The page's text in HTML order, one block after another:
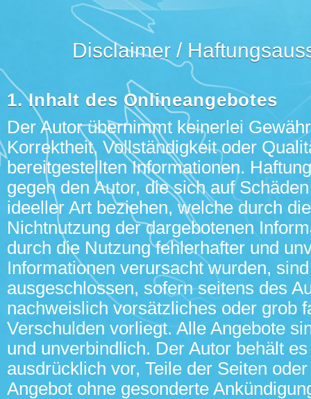
Disclaimer /
1. Inhalt des Onlineangebotes
Der Autor übernimmt keinerlei
Korrektheit, Vollständigkeit oder
bereitgestellten Informationen.
gegen den Autor, die sich auf
ideeller Art beziehen, welche durch
Nichtnutzung der dargebotenen
durch die Nutzung fehlerhafter und
Informationen verursacht wurden,
ausgeschlossen, sofern seitens des
nachweislich vorsätzliches oder grob
Verschulden vorliegt. Alle Angebote
und unverbindlich. Der Autor behält
ausdrücklich vor, Teile der Seiten
Angebot ohne gesonderte